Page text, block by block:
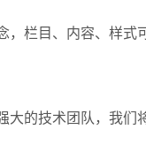
，栏目、内容、样
大的技术团队，我